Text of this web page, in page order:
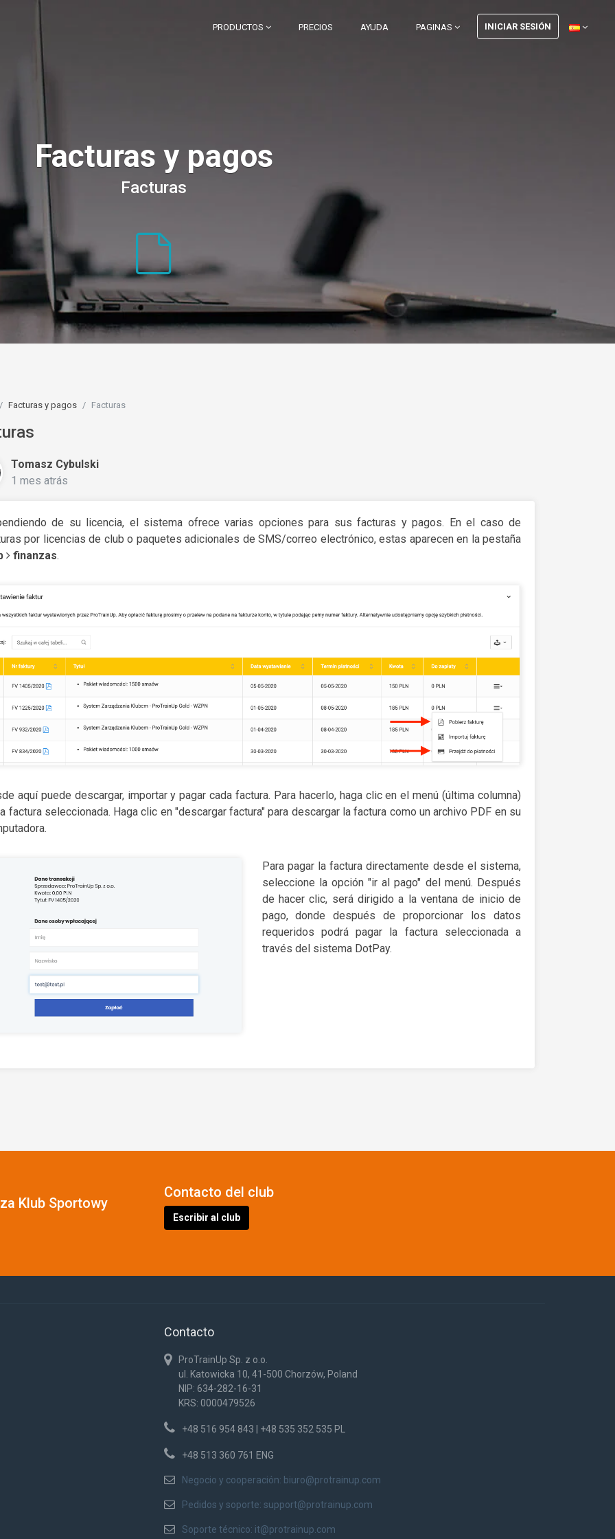
PRODUCTOS PRECIOS AYUDA PAGINAS INICIAR SESIÓN
Facturas y pagos
Facturas
Facturas y pagos Facturas
Tomasz Cybulski
1 mes atrás
de su licencia, el sistema ofrece varias opciones para sus facturas y pagos. En el caso de
por licencias de club o paquetes adicionales de SMS/correo electrónico, estas aparecen en la pestaña
finanzas.
aquí puede descargar, importar y pagar cada factura. Para hacerlo, haga clic en el menú (última columna)
factura seleccionada. Haga clic en "descargar factura" para descargar la factura como un archivo PDF en su
Para pagar la factura directamente desde el sistema,
seleccione la opción "ir al pago" del menú. Después
de hacer clic, será dirigido a la ventana de inicio de
pago, donde después de proporcionar los datos
requeridos podrá pagar la factura seleccionada a
través del sistema DotPay.
Klub Sportowy
Contacto del club
Escribir al club
Contacto
ProTrainUp Sp. z o.o.
ul. Katowicka 10, 41-500 Chorzów, Poland
NIP: 634-282-16-31
KRS: 0000479526
+48 516 954 843 | +48 535 352 535 PL
+48 513 360 761 ENG
Negocio y cooperación: biuro@protrainup.com
Pedidos y soporte: support@protrainup.com
Soporte técnico: it@protrainup.com